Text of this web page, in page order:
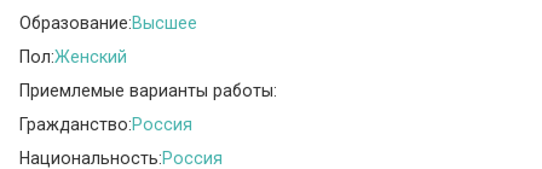
Образование:Высшее
Пол:Женский
Приемлемые варианты работы:
Гражданство:Россия
Национальность:Россия